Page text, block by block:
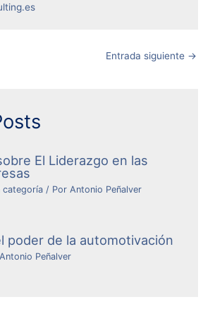
Entrada siguiente →
El Liderazgo en las
categoría/ Por Antonio Peñalver
poder de la automotivación
Antonio Peñalver